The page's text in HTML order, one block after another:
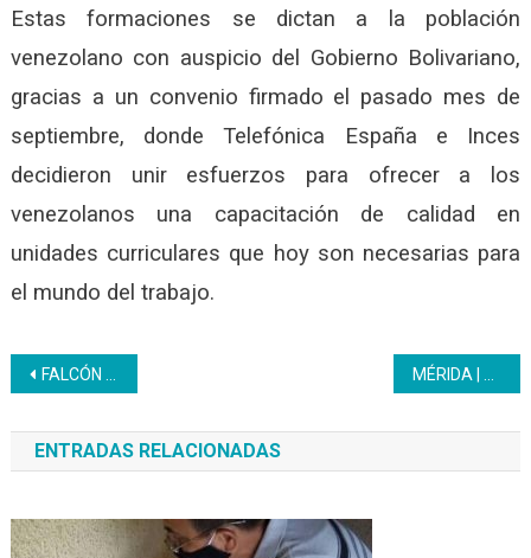
Estas formaciones se dictan a la población
venezolano con auspicio del Gobierno Bolivariano,
gracias a un convenio firmado el pasado mes de
septiembre, donde Telefónica España e Inces
decidieron unir esfuerzos para ofrecer a los
venezolanos una capacitación de calidad en
unidades curriculares que hoy son necesarias para
el mundo del trabajo.
Navegación
de
entradas
FALCÓN | Comunidad de Santa Ana se formó para la producción
ENTRADAS RELACIONADAS